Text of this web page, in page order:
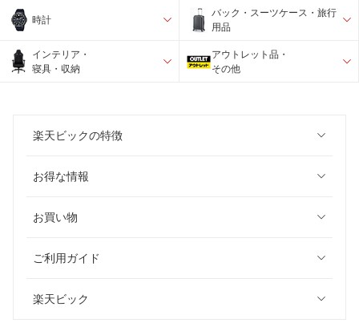
時計
バック・スーツケース・旅行
用品
インテリア・
寝具・収納
アウトレット品・
その他
楽天ビックの特徴
お得な情報
お買い物
ご利用ガイド
楽天ビック